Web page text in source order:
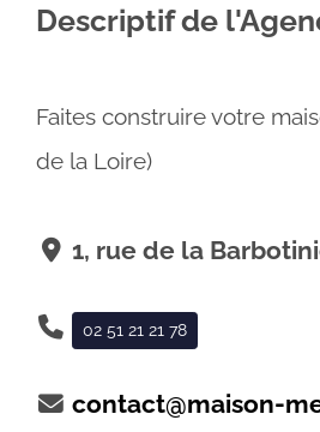
Descriptif de
Faites construire votre
de la Loire)
1, rue de la
02 51 21 21 78
contact@maison-